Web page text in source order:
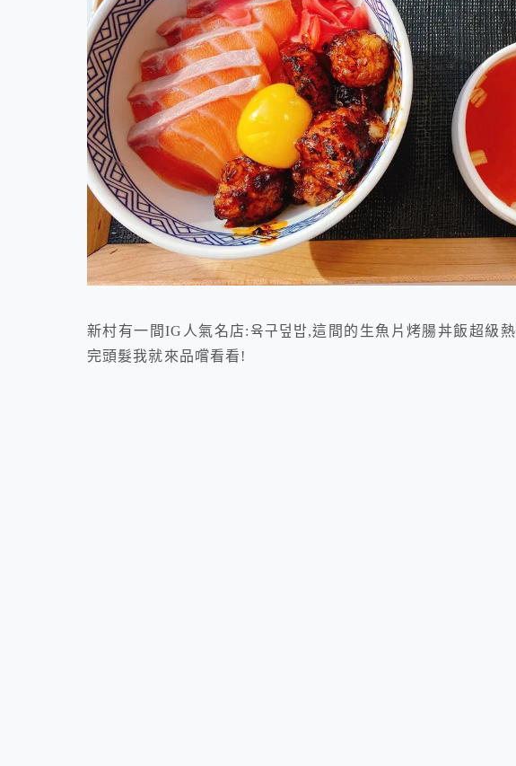
新村有一間IG人氣名店:육구덮밥,這間的生魚片烤腸丼飯超級
完頭髮我就來品嚐看看!